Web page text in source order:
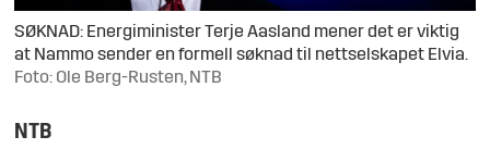
SØKNAD: Energiminister Terje Aasland mener det er viktig
at Nammo sender en formell søknad til nettselskapet Elvia.
Foto: Ole Berg-Rusten, NTB
NTB